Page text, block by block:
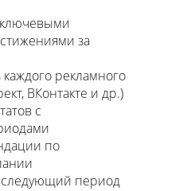
за
рекламного
ВКонтакте и др.)
с
по
период